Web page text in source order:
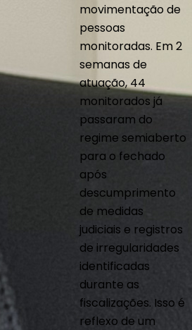
movimentação de
pessoas
monitoradas. Em 2
semanas de
atuação, 44
monitorados já
passaram do
regime semiaberto
para o fechado
após
descumprimento
de medidas
judiciais e registros
de irregularidades
identificadas
durante as
fiscalizações. Isso é
reflexo de um